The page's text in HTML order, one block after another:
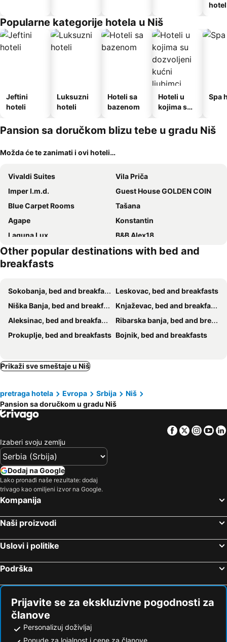
hotel
Popularne kategorije hotela u Niš
Jeftini
hoteli
Luksuzni
hoteli
Hoteli sa
bazenom
Hoteli u
kojima su
kućni
ljubimci
Spa
Pansion sa doručkom blizu tebe u gradu Niš
Možda će te zanimati i ovi hoteli…
Vivaldi Suites
Vila Priča
Imper I.m.d.
Guest House GOLDEN COIN
Blue Carpet Rooms
Tašana
Agape
Konstantin
Laguna Lux
B&B Alex18
Vila Storia
Todor
Regionalni Centar
Other popular destinations with bed and
breakfasts
Sokobanja, bed and breakfasts
Leskovac, bed and breakfasts
Niška Banja, bed and breakfasts
Knjaževac, bed and breakfasts
Aleksinac, bed and breakfasts
Ribarska banja, bed and breakfasts
Prokuplje, bed and breakfasts Bojnik, bed and breakfasts
Prikaži sve smeštaje u Niš
pretraga hotela Evropa Srbija
Niš
Pansion sa doručkom u gradu Niš
Facebook
Twitter
Izaberi svoju zemlju
Dodaj na Google
Lako pronađi naše rezultate: dodaj
trivago kao omiljeni izvor na Google.
Kompanija
Naši proizvodi
Uslovi i politike
Podrška
Prijavite se za ekskluzivne pogodnosti za
članove
Personalizuj doživljaj
Ponude za lojalnost i cene za članove